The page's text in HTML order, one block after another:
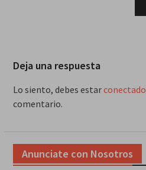
Deja una respuesta
Lo siento, debes estarconectado
comentario.
Anunciate con Nosotros